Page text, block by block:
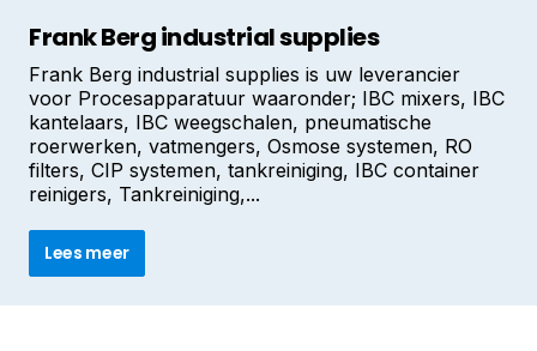
Frank Berg industrial supplies
Frank Berg industrial supplies is uw leverancier
voor Procesapparatuur waaronder; IBC mixers, IBC
kantelaars, IBC weegschalen, pneumatische
roerwerken, vatmengers, Osmose systemen, RO
filters, CIP systemen, tankreiniging, IBC container
reinigers, Tankreiniging,...
Lees meer